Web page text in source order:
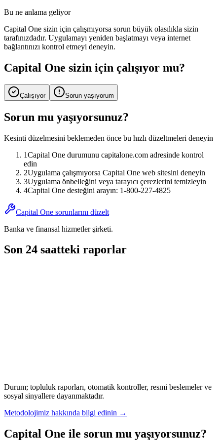
Bu ne anlama geliyor
Capital One sizin için çalışmıyorsa sorun büyük olasılıkla sizin
tarafınızdadır. Uygulamayı yeniden başlatmayı veya internet
bağlantınızı kontrol etmeyi deneyin.
Capital One sizin için çalışıyor mu?
Çalışıyor Sorun yaşıyorum
Sorun mu yaşıyorsunuz?
Kesinti düzelmesini beklemeden önce bu hızlı düzeltmeleri deneyin
1Capital One durumunu capitalone.com adresinde kontrol
edin
2Uygulama çalışmıyorsa Capital One web sitesini deneyin
3Uygulama önbelleğini veya tarayıcı çerezlerini temizleyin
4Capital One desteğini arayın: 1-800-227-4825
Capital One sorunlarını düzelt
Banka ve finansal hizmetler şirketi.
Son 24 saatteki raporlar
Durum; topluluk raporları, otomatik kontroller, resmi beslemeler ve
sosyal sinyallere dayanmaktadır.
Metodolojimiz hakkında bilgi edinin →
Capital One ile sorun mu yaşıyorsunuz?